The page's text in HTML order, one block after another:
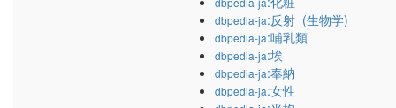
dbpedia-ja:反射_(生物学)
dbpedia-ja:哺乳類
dbpedia-ja:埃
dbpedia-ja:奉納
dbpedia-ja:女性